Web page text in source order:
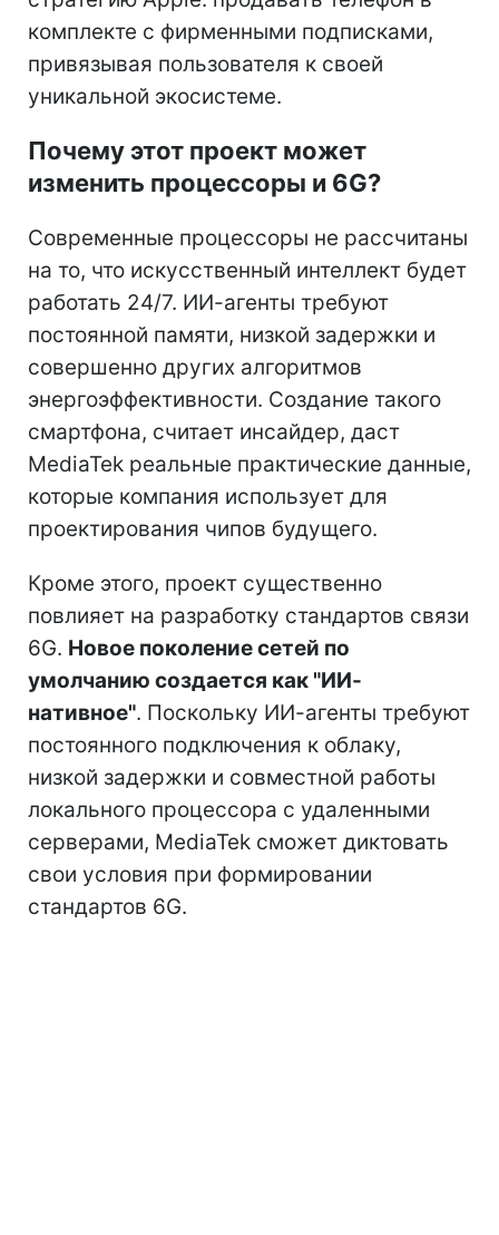
комплекте с фирменными подписками,
привязывая пользователя к своей
уникальной экосистеме.
Почему этот проект может
изменить процессоры и 6G?
Современные процессоры не рассчитаны
на то, что искусственный интеллект будет
работать 24/7. ИИ-агенты требуют
постоянной памяти, низкой задержки и
совершенно других алгоритмов
энергоэффективности. Создание такого
смартфона, считает инсайдер, даст
MediaTek реальные практические данные,
которые компания использует для
проектирования чипов будущего.
Кроме этого, проект существенно
повлияет на разработку стандартов связи
6G. Новое поколение сетей по
умолчанию создается как "ИИ-
нативное". Поскольку ИИ-агенты требуют
постоянного подключения к облаку,
низкой задержки и совместной работы
локального процессора с удаленными
серверами, MediaTek сможет диктовать
свои условия при формировании
стандартов 6G.